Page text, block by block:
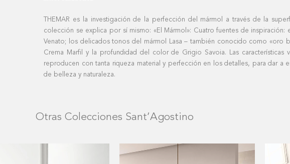
THEMAR es la investigación de la perfección del mármol a través de la
colección se explica por sí mismo: «El Mármol»: Cuatro fuentes de inspiración:
Venato; los delicados tonos del mármol Lasa – también conocido como «oro
Crema Marfil y la profundidad del color de Grigio Savoia. Las características
reproducen con tanta riqueza material y perfección en los detalles, para dar a
de belleza y naturaleza.
Otras Colecciones Sant’Agostino